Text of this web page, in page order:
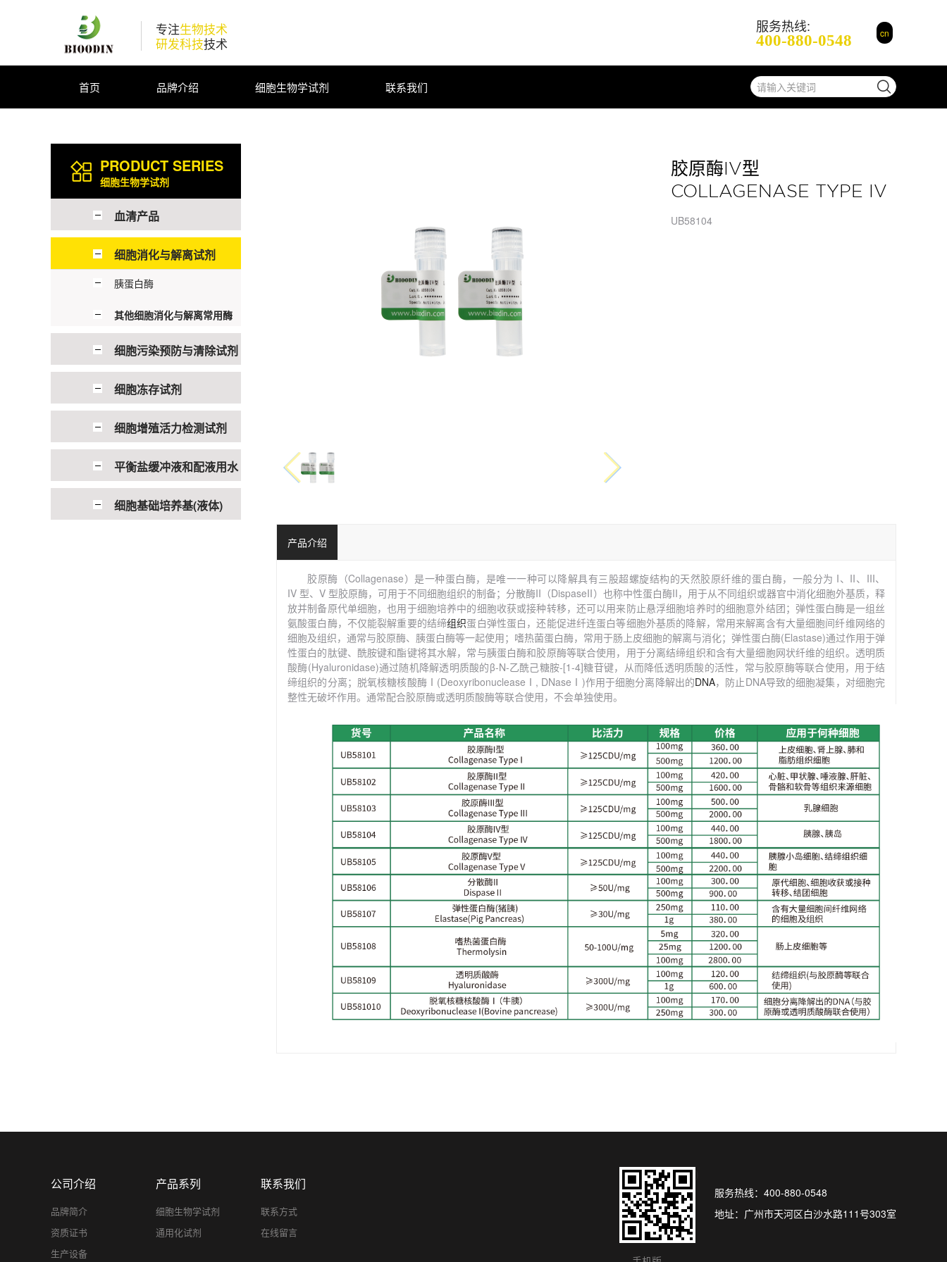
专注生物技术
研发科技技术
cn
服务热线:
400-880-0548
首页 品牌介绍 细胞生物学试剂 联系我们
PRODUCT SERIES
细胞生物学试剂
血清产品
细胞消化与解离试剂
胰蛋白酶
其他细胞消化与解离常用酶
细胞污染预防与清除试剂
细胞冻存试剂
细胞增殖活力检测试剂
平衡盐缓冲液和配液用水
细胞基础培养基(液体)
胶原酶IV型
COLLAGENASE TYPE IV
UB58104
产品介绍
胶原酶（Collagenase）是一种蛋白酶，是唯一一种可以降解具有三股超螺旋结构的天然胶原纤维的蛋白酶，一般分为 I、II、III、
IV 型、V 型胶原酶，可用于不同细胞组织的制备； 分散酶II（DispaseII）也称中性蛋白酶II，用于从不同组织或器官中消化细胞外基质，释
放并制备原代单细胞，也用于细胞培养中的细胞收获或接种转移，还可以用来防止悬浮细胞培养时的细胞意外结团；弹性蛋白酶是一组丝
氨酸蛋白酶，不仅能裂解重要的结缔组织蛋白弹性蛋白，还能促进纤连蛋白等细胞外基质的降解，常用来解离含有大量细胞间纤维网络的
细胞及组织，通常与胶原酶、胰蛋白酶等一起使用；嗜热菌蛋白酶，常用于肠上皮细胞的解离与消化；弹性蛋白酶(Elastase)通过作用于弹
性蛋白的肽键、酰胺键和酯键将其水解，常与胰蛋白酶和胶原酶等联合使用，用于分离结缔组织和含有大量细胞网状纤维的组织。透明质
酸酶(Hyaluronidase)通过随机降解透明质酸的β-N-乙酰己糖胺-[1-4]糖苷键，从而降低透明质酸的活性，常与胶原酶等联合使用，用于结
缔组织的分离； 脱氧核糖核酸酶Ⅰ(DeoxyribonucleaseⅠ, DNaseⅠ)作用于细胞分离降解出的DNA，防止DNA导致的细胞凝集，对细胞完
整性无破坏作用。通常配合胶原酶或透明质酸酶等联合使用，不会单独使用。
公司介绍
品牌简介
资质证书
生产设备
产品系列
细胞生物学试剂
通用化试剂
联系我们
联系方式
在线留言
服务热线：400-880-0548
地址：广州市天河区白沙水路111号303室